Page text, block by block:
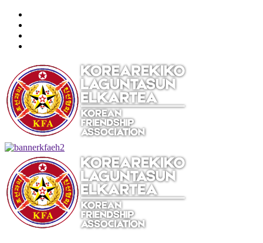
Saltar
contenido
primario